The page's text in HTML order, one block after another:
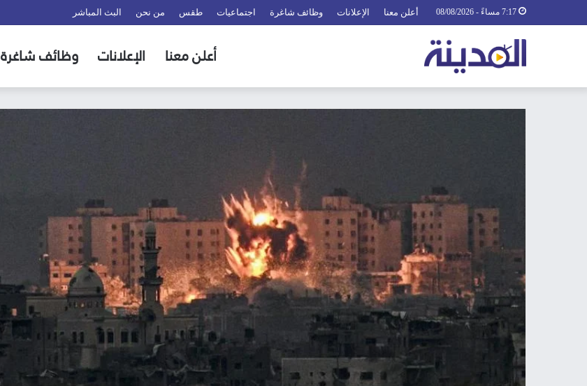
أعلن معنا الإعلانات وظائف شاغرة اجتماعيات طقس من نحن البث المباشر
أعلن معنا الإعلانات وظائف شاغرة